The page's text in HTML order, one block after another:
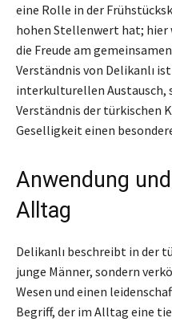
eine Rolle in der
hohen Stellenwert hat; hier
die Freude am
Verständnis von Delikanlı
interkulturellen Austausch,
Verständnis der türkischen
Geselligkeit einen
Anwendung
Alltag
Delikanlı beschreibt in der
junge Männer, sondern
Wesen und einen
Begriff, der im Alltag eine